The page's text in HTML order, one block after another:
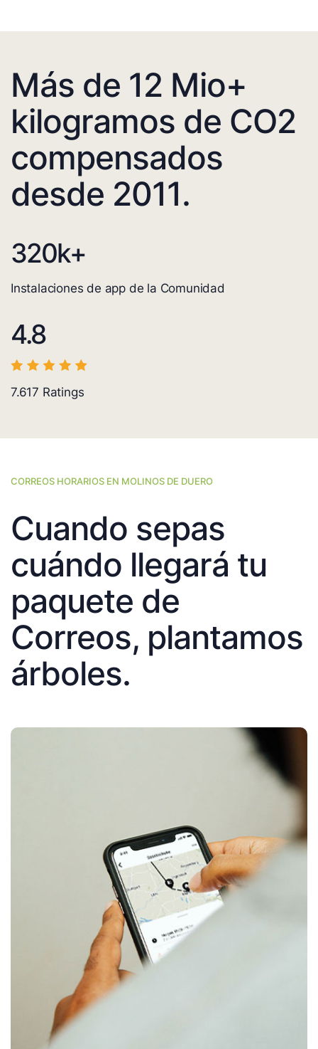
Más de 12 Mio+
kilogramos de CO2
compensados
desde 2011.
320k+
Instalaciones de app de la Comunidad
4.8
7.617 Ratings
CORREOS HORARIOS EN MOLINOS DE DUERO
Cuando sepas
cuándo llegará tu
paquete de
Correos, plantamos
árboles.